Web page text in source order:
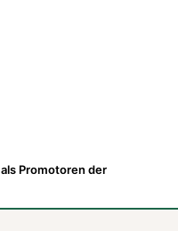
Promotoren der